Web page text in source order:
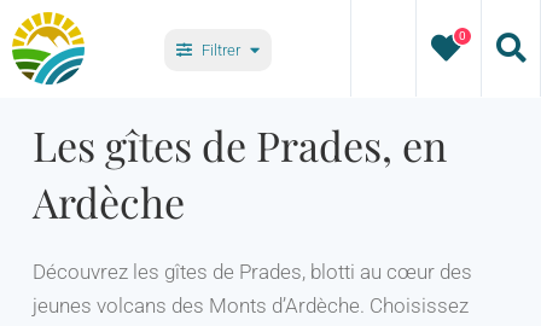
Passer
au
contenu
Filtrer
0
Villages
Les gîtes de Prades, en
Ardèche
Découvrez les gîtes de Prades, blotti au cœur des
jeunes volcans des Monts d’Ardèche. Choisissez